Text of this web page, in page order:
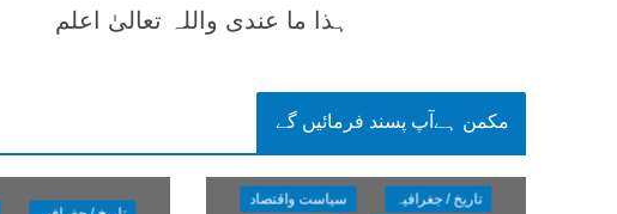
ہذا ما عندی واللہ تعالیٰ اعلم
مکمن ہےآپ پسند فرمائیں گے
تاریخ / جغرافیہ
سیاست واقتصاد